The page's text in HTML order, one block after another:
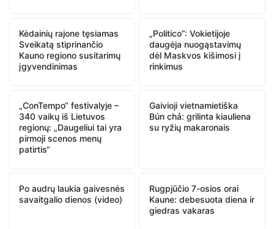
Kėdainių rajone tęsiamas
Sveikatą stiprinančio
Kauno regiono susitarimų
įgyvendinimas
„Politico”: Vokietijoje
daugėja nuogąstavimų
dėl Maskvos kišimosi į
rinkimus
„ConTempo“ festivalyje –
340 vaikų iš Lietuvos
regionų: „Daugeliui tai yra
pirmoji scenos menų
patirtis“
Gaivioji vietnamietiška
Bún chả: grilinta kiauliena
su ryžių makaronais
Po audrų laukia gaivesnės
savaitgalio dienos (video)
Rugpjūčio 7-osios orai
Kaune: debesuota diena ir
giedras vakaras